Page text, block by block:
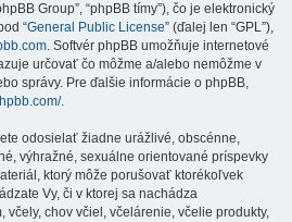
Group”, “phpBB tímy”), čo je elektronický
“General Public License” (ďalej len “GPL”),
. Softvér phpBB umožňuje internetové
určovať čo môžme a/alebo nemôžme v
správy. Pre ďalšie informácie o phpBB,
.
odosielať žiadne urážlivé, obscénne,
výhražné, sexuálne orientované príspevky
ktorý môže porušovať ktorékoľvek
Vy, či v ktorej sa nachádza
včely, chov včiel, včelárenie, včelie produkty,